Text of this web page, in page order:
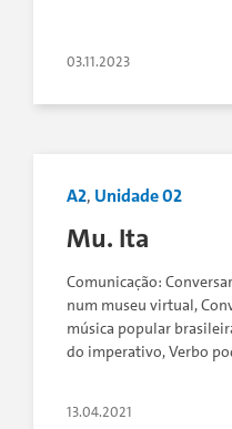
03.11.2023
A2, Unidade 02
Mu. Ita
Comunicação:
num museu virtual,
música popular
do imperativo, Verbo
13.04.2021